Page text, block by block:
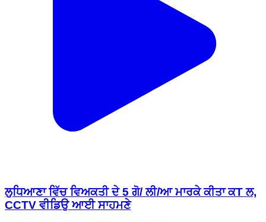
ਲੁਧਿਆਣਾ ਵਿੱਚ ਵਿਅਕਤੀ ਦੇ 5 ਗੋ/ ਲੀ/ਆ ਮਾਰਕੇ ਕੀਤਾ ਕT ਲ,
CCTV ਵੀਡਿਉ ਆਈ ਸਾਹਮਣੇ